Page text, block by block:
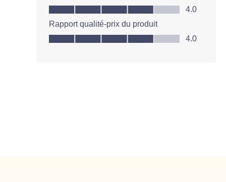
Qualité du produit, 4.0 sur 5
4.0
Rapport qualité-prix du produit
Rapport qualité-prix du produit, 4.0 sur 54.0